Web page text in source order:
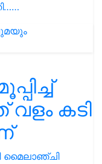
കടി
മൈലാഞ്ചി